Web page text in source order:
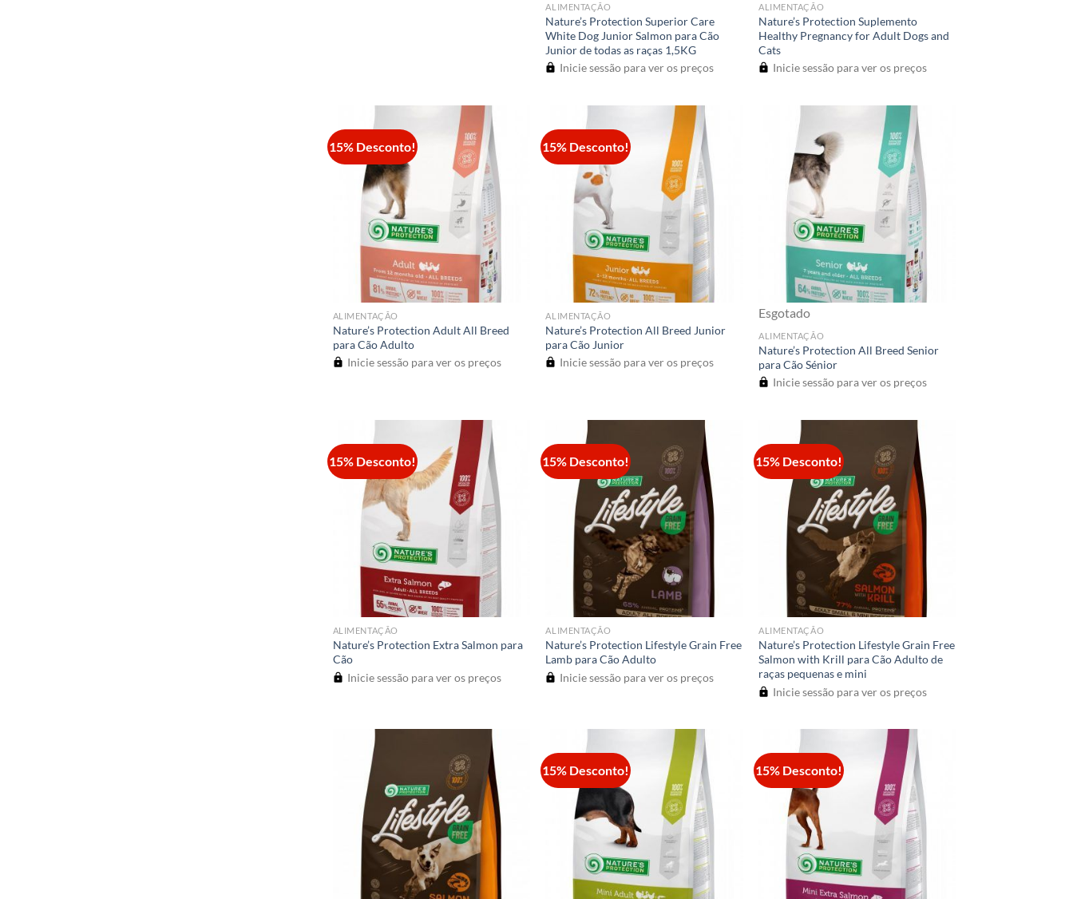
ALIMENTAÇÃO
Nature’s Protection Superior Care
White Dog Junior Salmon para Cão
Junior de todas as raças 1,5KG
Inicie sessão para ver os preços
ALIMENTAÇÃO
Nature’s Protection Suplemento
Healthy Pregnancy for Adult Dogs and
Cats
Inicie sessão para ver os preços
15% Desconto!
ALIMENTAÇÃO
Nature’s Protection Adult All Breed
para Cão Adulto
Inicie sessão para ver os preços
15% Desconto!
ALIMENTAÇÃO
Nature’s Protection All Breed Junior
para Cão Junior
Inicie sessão para ver os preços
Esgotado
ALIMENTAÇÃO
Nature’s Protection All Breed Senior
para Cão Sénior
Inicie sessão para ver os preços
15% Desconto!
ALIMENTAÇÃO
Nature’s Protection Extra Salmon para
Cão
Inicie sessão para ver os preços
15% Desconto!
ALIMENTAÇÃO
Nature’s Protection Lifestyle Grain Free
Lamb para Cão Adulto
Inicie sessão para ver os preços
15% Desconto!
ALIMENTAÇÃO
Nature’s Protection Lifestyle Grain Free
Salmon with Krill para Cão Adulto de
raças pequenas e mini
Inicie sessão para ver os preços
15% Desconto! 15% Desconto!